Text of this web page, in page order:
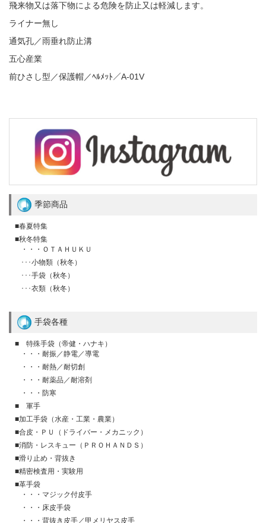
飛来物又は落下物による危険を防止又は軽減します。
ライナー無し
通気孔／雨垂れ防止溝
五心産業
前ひさし型／保護帽／ﾍﾙﾒｯﾄ／A-01V
季節商品
■春夏特集
■秋冬特集
・・・ＯＴＡＨＵＫＵ
･･･小物類（秋冬）
･･･手袋（秋冬）
･･･衣類（秋冬）
手袋各種
■ 特殊手袋（帝健・ハナキ）
・・・耐振／静電／導電
・・・耐熱／耐切創
・・・耐薬品／耐溶剤
・・・防寒
■ 軍手
■加工手袋（水産・工業・農業）
■合皮・ＰＵ（ドライバー・メカニック）
■消防・レスキュー（ＰＲＯＨＡＮＤＳ）
■滑り止め・背抜き
■精密検査用・実験用
■革手袋
・・・マジック付皮手
・・・床皮手袋
・・・背抜き皮手／甲メリヤス皮手